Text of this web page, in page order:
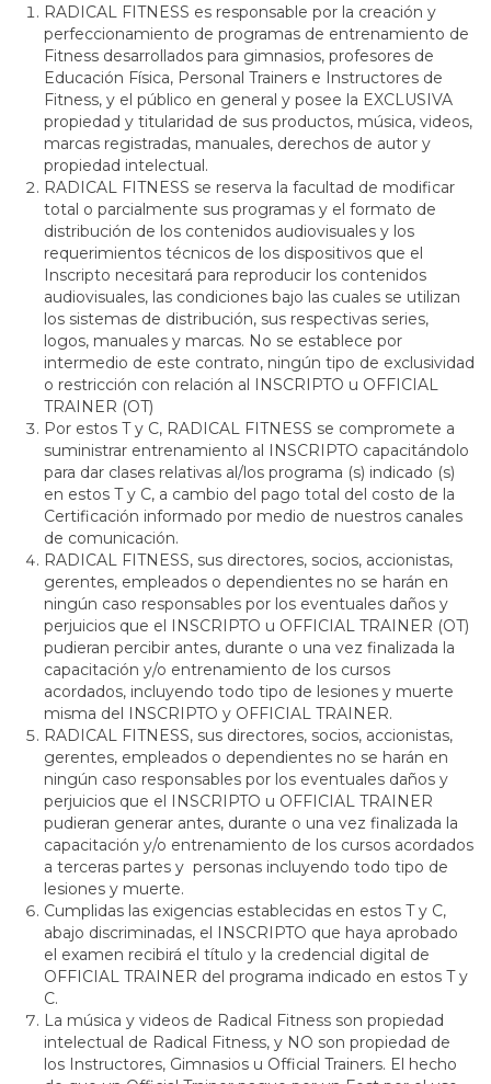
RADICAL FITNESS es responsable por la creación y
perfeccionamiento de programas de entrenamiento de
Fitness desarrollados para gimnasios, profesores de
Educación Física, Personal Trainers e Instructores de
Fitness, y el público en general y posee la EXCLUSIVA
propiedad y titularidad de sus productos, música, videos,
marcas registradas, manuales, derechos de autor y
propiedad intelectual.
RADICAL FITNESS se reserva la facultad de modificar
total o parcialmente sus programas y el formato de
distribución de los contenidos audiovisuales y los
requerimientos técnicos de los dispositivos que el
Inscripto necesitará para reproducir los contenidos
audiovisuales, las condiciones bajo las cuales se utilizan
los sistemas de distribución, sus respectivas series,
logos, manuales y marcas. No se establece por
intermedio de este contrato, ningún tipo de exclusividad
o restricción con relación al INSCRIPTO u OFFICIAL
TRAINER (OT)
Por estos T y C, RADICAL FITNESS se compromete a
suministrar entrenamiento al INSCRIPTO capacitándolo
para dar clases relativas al/los programa (s) indicado (s)
en estos T y C, a cambio del pago total del costo de la
Certificación informado por medio de nuestros canales
de comunicación.
RADICAL FITNESS, sus directores, socios, accionistas,
gerentes, empleados o dependientes no se harán en
ningún caso responsables por los eventuales daños y
perjuicios que el INSCRIPTO u OFFICIAL TRAINER (OT)
pudieran percibir antes, durante o una vez finalizada la
capacitación y/o entrenamiento de los cursos
acordados, incluyendo todo tipo de lesiones y muerte
misma del INSCRIPTO y OFFICIAL TRAINER.
RADICAL FITNESS, sus directores, socios, accionistas,
gerentes, empleados o dependientes no se harán en
ningún caso responsables por los eventuales daños y
perjuicios que el INSCRIPTO u OFFICIAL TRAINER
pudieran generar antes, durante o una vez finalizada la
capacitación y/o entrenamiento de los cursos acordados
a terceras partes y personas incluyendo todo tipo de
lesiones y muerte.
Cumplidas las exigencias establecidas en estos T y C,
abajo discriminadas, el INSCRIPTO que haya aprobado
el examen recibirá el título y la credencial digital de
OFFICIAL TRAINER del programa indicado en estos T y
C.
La música y videos de Radical Fitness son propiedad
intelectual de Radical Fitness, y NO son propiedad de
los Instructores, Gimnasios u Official Trainers. El hecho